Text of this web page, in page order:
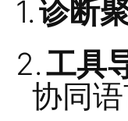
核心
培养
建立